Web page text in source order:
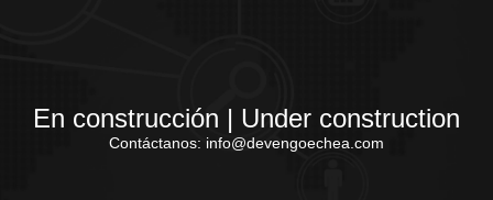
En construcción | Under construction
Contáctanos: info@devengoechea.com